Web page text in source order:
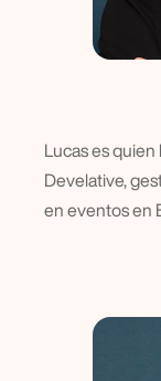
Lucas es quien
Develative,
en eventos en